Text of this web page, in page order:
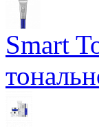
Smart